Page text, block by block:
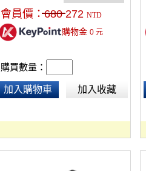
會員價：680 272 NTD
購物金 0元
購買數量：
加入購物車 加入收藏